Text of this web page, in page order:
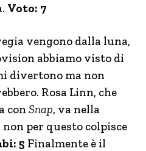
Voto: 7
vengono dalla luna,
abbiamo visto di
divertono ma non
Rosa Linn, che
con Snap, va nella
per questo colpisce
5 Finalmente è il